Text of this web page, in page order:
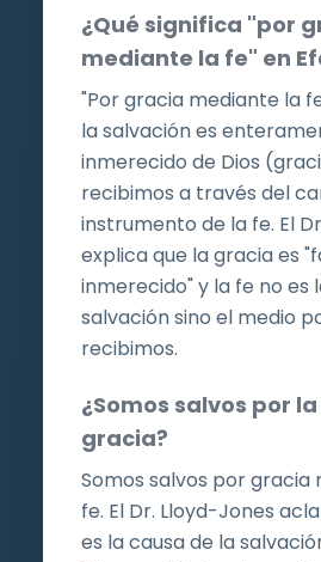
¿Qué significa "por
mediante la fe" en
"Por gracia mediante la
la salvación es
inmerecido de Dios
recibimos a través del
instrumento de la fe. El
explica que la gracia es
inmerecido" y la fe no es
salvación sino el medio
recibimos.
¿Somos salvos por
gracia?
Somos salvos por gracia
fe. El Dr. Lloyd-Jones
es la causa de la